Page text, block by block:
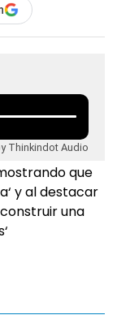
Thinkindot Audio
que
y al destacar
una